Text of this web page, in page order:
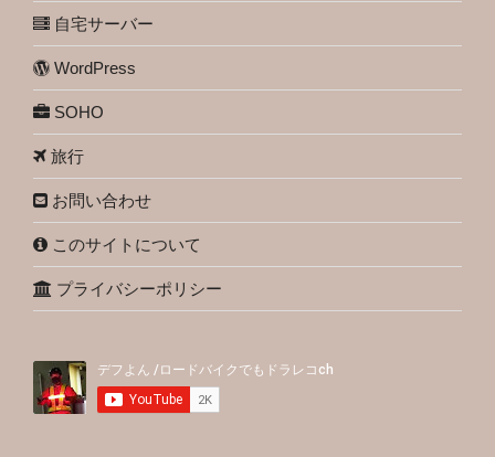
自宅サーバー
WordPress
SOHO
旅行
お問い合わせ
このサイトについて
プライバシーポリシー